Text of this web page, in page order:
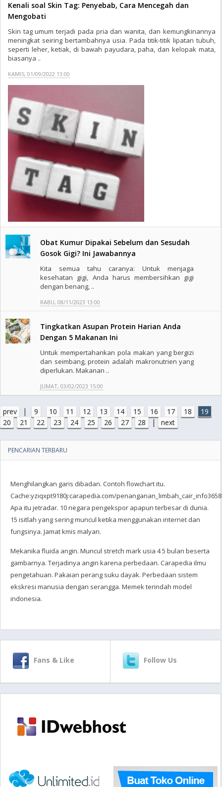
Kenali soal Skin Tag: Penyebab, Cara Mencegah dan
Mengobati
Skin tag umum terjadi pada pria dan wanita, dan kemungkinannya
meningkat seiring bertambahnya usia. Pada titik-titik lipatan tubuh,
seperti leher, ketiak, di bawah payudara, paha, dan kelopak mata,
biasanya ..
KAMIS, 01/09/2022 13:00
Obat Kumur Dipakai Sebelum dan Sesudah
Gosok Gigi? Ini Jawabannya
Kita semua tahu caranya: Untuk menjaga
kesehatan gigi, Anda harus membersihkan gigi
dengan benang, ..
RABU, 08/11/2023 13:00
Tingkatkan Asupan Protein Harian Anda
Dengan 5 Makanan Ini
Untuk mempertahankan pola makan yang bergizi
dan seimbang, protein adalah makronutrien yang
diperlukan. Makanan ..
JUMAT, 03/02/2023 15:00
prev | 9 10 11 12 13 14 15 16 17 18
19
20
21 22 23 24 25 26 27 28 | next
PENCARIAN TERBARU
Menghilangkan garis dibadan. Contoh flowchart itu.
Cache:yziqxpt9180j:carapedia.com/
Apa itu jetradar. 10 negara pengekspor apapun terbesar di dunia.
15 isitlah yang sering muncul ketika menggunakan internet dan
fungsinya. Jamat kmis malyan.
Mekanika fluida angin. Muncul stretch mark usia 4 5 bulan beserta
gambarnya. Terjadinya angin karena perbedaan. Carapedia ilmu
pengetahuan. Pakaian perang suku dayak. Perbedaan sistem
ekskresi manusia dengan serangga. Memek terindah model
indonesia.
Fans & Like Follow Us